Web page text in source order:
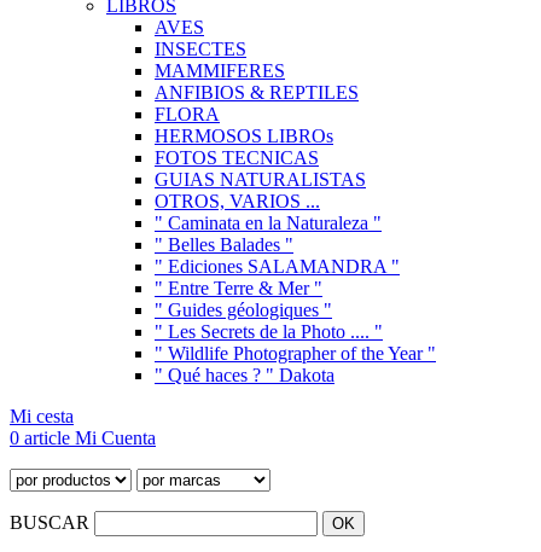
LIBROS
AVES
INSECTES
MAMMIFERES
ANFIBIOS & REPTILES
FLORA
HERMOSOS LIBROs
FOTOS TECNICAS
GUIAS NATURALISTAS
OTROS, VARIOS ...
" Caminata en la Naturaleza "
" Belles Balades "
" Ediciones SALAMANDRA "
" Entre Terre & Mer "
" Guides géologiques "
" Les Secrets de la Photo .... "
" Wildlife Photographer of the Year "
" Qué haces ? " Dakota
Mi cesta
0 article Mi Cuenta
BUSCAR